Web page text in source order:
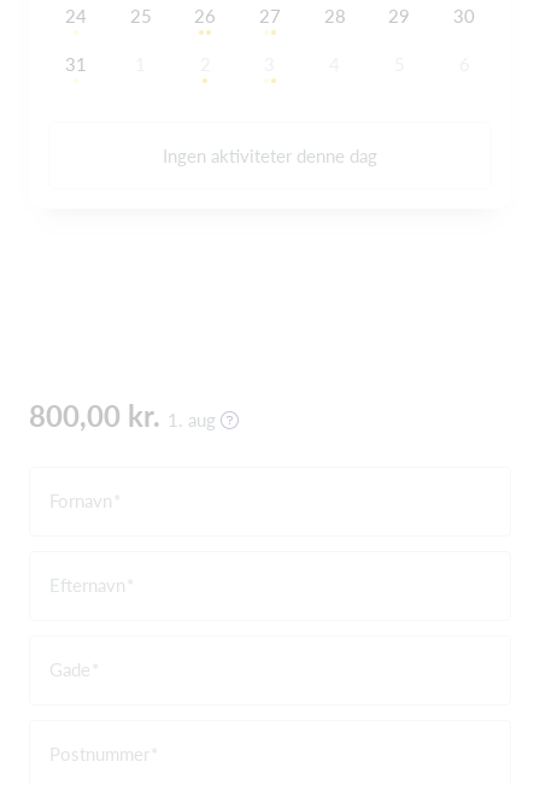
24 25 26 27 28 29 30
31
Ingen aktiviteter denne dag
800,00 kr. 1. aug
Fornavn
Efternavn
Gade
Postnummer